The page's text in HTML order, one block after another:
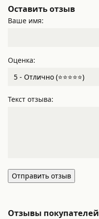
Оставить отзыв
Ваше имя:
Оценка:
Текст отзыва:
Отправить отзыв
Отзывы покупателей